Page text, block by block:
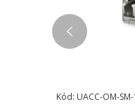
Kód: UACC-OM-